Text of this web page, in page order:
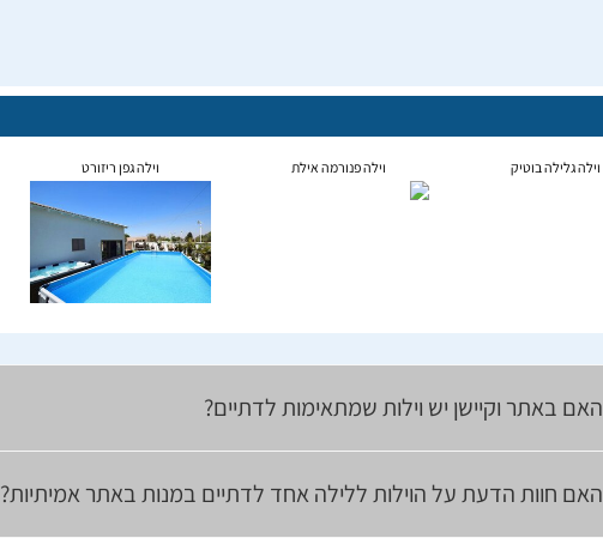
וילה גלילה בוטיק וילה פנורמה אילת וילה גפן ריזורט
האם באתר וקיישן יש וילות שמתאימות לדתיים?
האם חוות הדעת על הוילות ללילה אחד לדתיים במנות באתר אמיתיות?